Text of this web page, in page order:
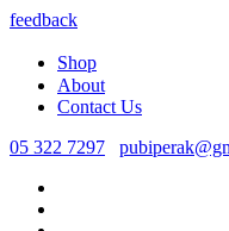
feedback
Shop
About
Contact Us
05 322 7297